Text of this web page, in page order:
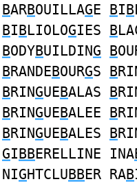
BARBOUILLAGE BIB
BIBLIOLOGIES B
BODYBUILDING B
BRANDEBOURGS B
BRINGUEBALAS B
BRINGUEBALEE B
BRINGUEBALES B
GIBBERELLINE INA
NIGHTCLUBBER RAB